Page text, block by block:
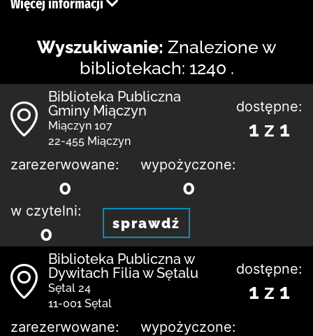
Wyszukiwanie: Znalezione w
bibliotekach: 1240 .
Biblioteka Publiczna
Gminy Miączyn
Miączyn 107
22-455 Miączyn
dostępne:
1 z 1
zarezerwowane:
0
wypożyczone:
0
w czytelni:
0 sprawdź
Biblioteka Publiczna w
Dywitach Filia w Sętalu
Sętal 24
11-001 Sętal
dostępne:
1 z 1
zarezerwowane: wypożyczone: